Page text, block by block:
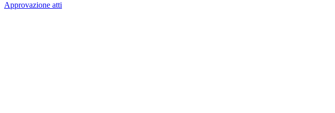
Approvazione atti